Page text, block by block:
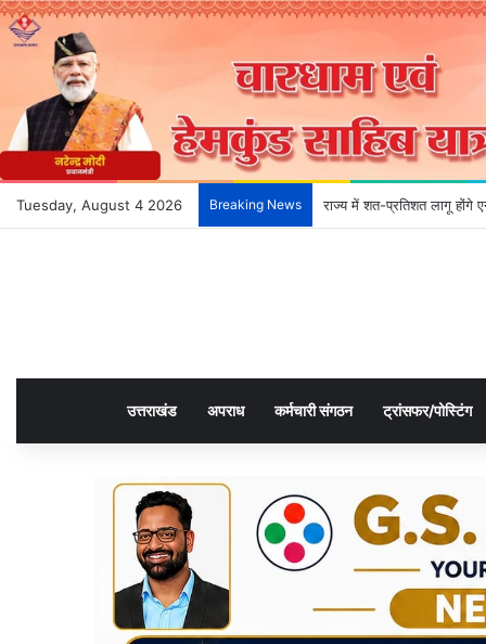
Tuesday, August 4 2026 Breaking News देहरादून के भविष्य को आकार देने
उत्तराखंड अपराध कर्मचारी संगठन ट्रांसफर/पोस्टिंग